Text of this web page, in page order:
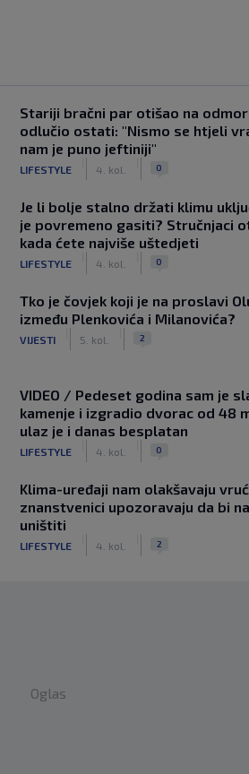
Stariji bračni par otišao na
odlučio ostati: "Nismo se htjeli
nam je puno jeftiniji"
LIFESTYLE 4. kol. 0
Je li bolje stalno držati klimu
je povremeno gasiti? Stručnjaci
kada ćete najviše uštedjeti
LIFESTYLE 4. kol. 0
Tko je čovjek koji je na proslavi
između Plenkovića i Milanovića?
VIJESTI 5. kol. 2
VIDEO / Pedeset godina sam je
kamenje i izgradio dvorac od 48
ulaz je i danas besplatan
LIFESTYLE 4. kol. 0
Klima-uređaji nam olakšavaju
znanstvenici upozoravaju da bi
uništiti
LIFESTYLE 4. kol. 2
Oglas